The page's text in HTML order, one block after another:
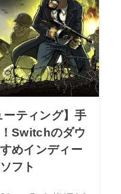
ーティング】手
Switchのダウ
めインディー
フト